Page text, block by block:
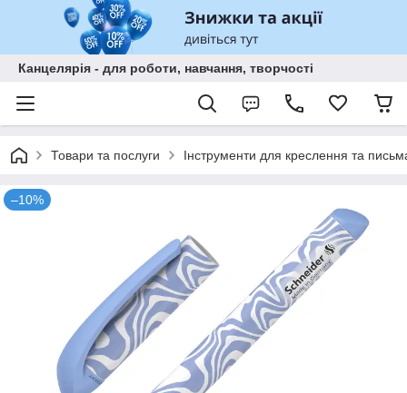
Канцелярія - для роботи, навчання, творчості
Товари та послуги Інструменти для креслення та
–10%